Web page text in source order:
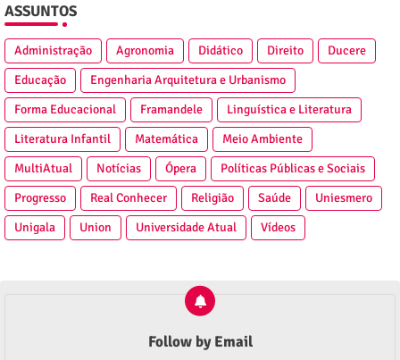
ASSUNTOS
Administração Agronomia Didático Direito
Ducere
Educação
Engenharia Arquitetura e Urbanismo
Forma Educacional
Framandele
Linguística e Literatura
Literatura Infantil
Matemática
Meio Ambiente
MultiAtual
Notícias Ópera
Políticas Públicas e Sociais
Progresso
Real Conhecer Religião Saúde
Uniesmero
Unigala
Union Universidade Atual Vídeos
Follow by Email